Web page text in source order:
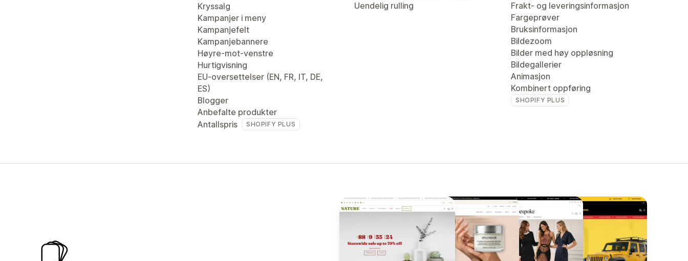
Kryssalg
Kampanjer i meny
Kampanjefelt
Kampanjebannere
Høyre-mot-venstre
Hurtigvisning
EU-oversettelser (EN, FR, IT, DE,
ES)
Blogger
Anbefalte produkter
Antallspris
SHOPIFY PLUS
Uendelig rulling
Frakt- og leveringsinformasjon
Fargeprøver
Bruksinformasjon
Bildezoom
Bilder med høy oppløsning
Bildegallerier
Animasjon
Kombinert oppføring
SHOPIFY PLUS